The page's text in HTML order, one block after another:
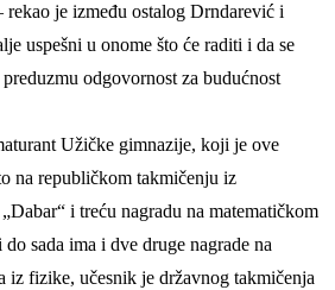
rekao je između ostalog Drndarević i
uspešni u onome što će raditi i da se
odgovornost za budućnost
Užičke gimnazije, koji je ove
na republičkom takmičenju iz
i treću nagradu na matematičkom
sada ima i dve druge nagrade na
iz fizike, učesnik je državnog takmičenja